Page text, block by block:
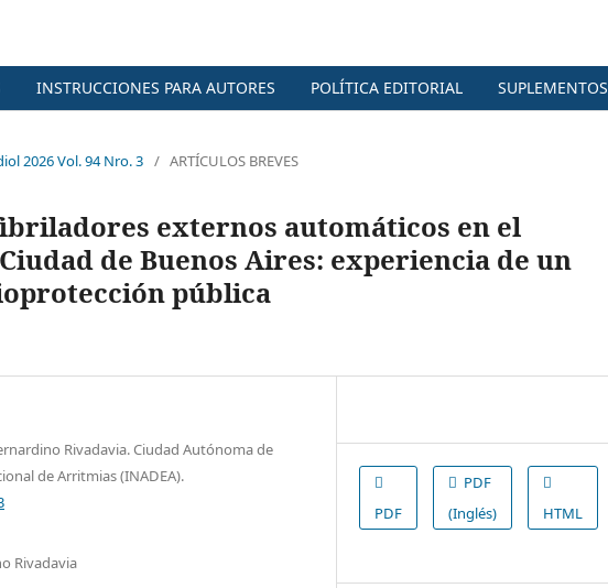
INSTRUCCIONES PARA AUTORES POLÍTICA EDITORIAL SUPLEMENTOS
2026 Vol. 94 Nro. 3 / ARTÍCULOS BREVES
externos automáticos en el
de Buenos Aires: experiencia de un
pública
Rivadavia. Ciudad Autónoma de
de Arritmias (INADEA).
Rivadavia
PDF
PDF
(Inglés)
HTML